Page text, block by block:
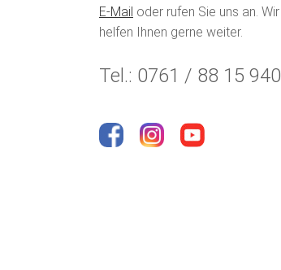
E-Mail oder rufen Sie uns an. Wir
helfen Ihnen gerne weiter.
Tel.: 0761 / 88 15 940